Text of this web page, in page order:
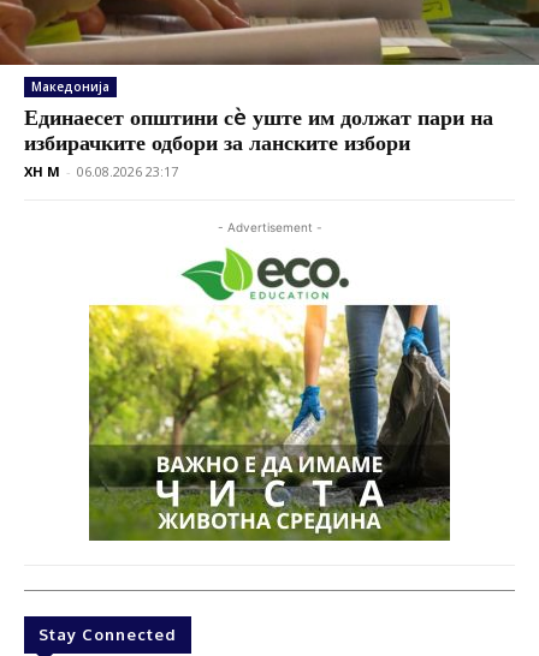
Македонија
Единаесет општини сè уште им должат пари на
избирачките одбори за ланските избори
XH M - 06.08.2026 23:17
- Advertisement -
Stay Connected